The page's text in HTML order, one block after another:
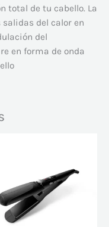
total de tu cabello. La
salidas del calor en
del
en forma de onda